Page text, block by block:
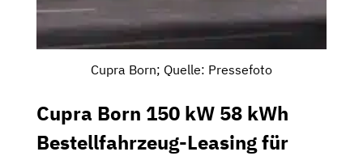
Cupra Born; Quelle: Pressefoto
Cupra Born 150 kW 58 kWh
Bestellfahrzeug-Leasing für